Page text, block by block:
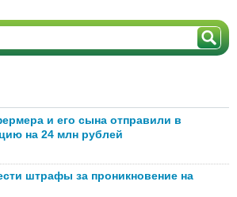
и его сына отправили в
на 24 млн рублей
штрафы за проникновение на